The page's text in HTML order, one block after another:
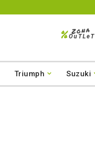
Zona
%OuTLeT
Triumph Suzuki